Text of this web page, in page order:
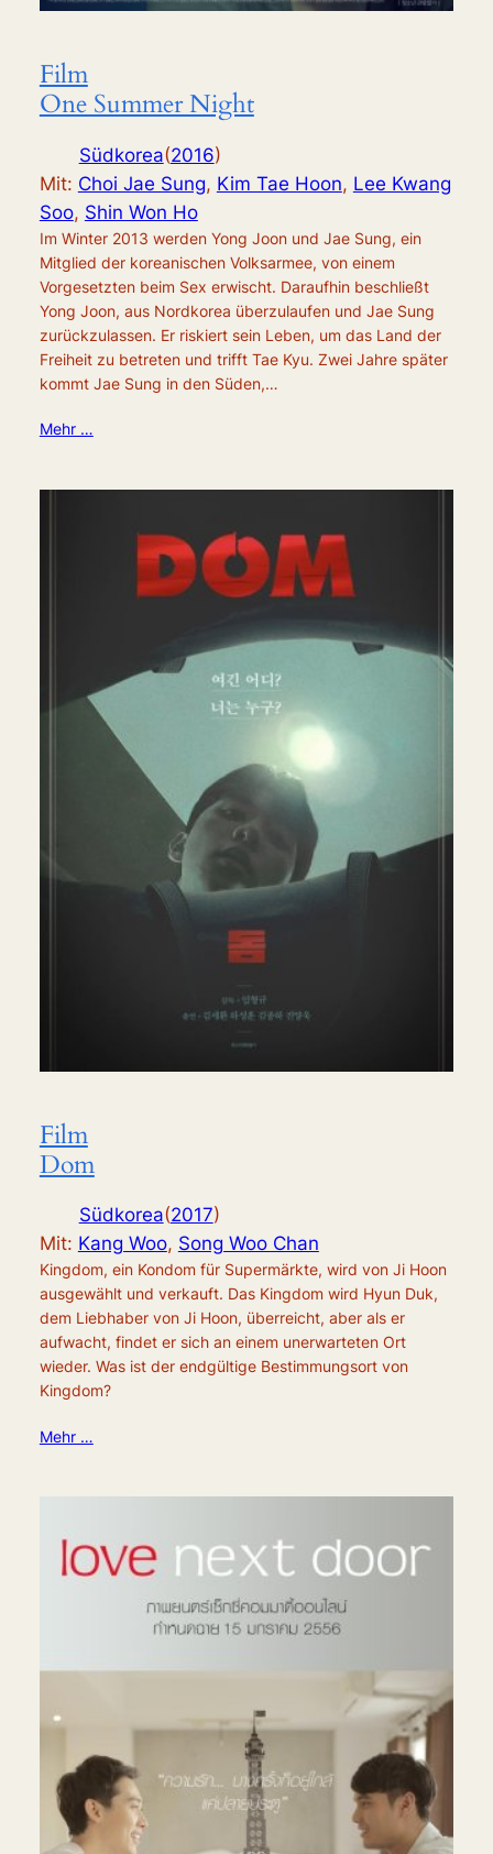
Film
One Summer Night
Südkorea(2016)
Mit: Choi Jae Sung, Kim Tae Hoon, Lee Kwang
Soo, Shin Won Ho
Im Winter 2013 werden Yong Joon und Jae Sung, ein
Mitglied der koreanischen Volksarmee, von einem
Vorgesetzten beim Sex erwischt. Daraufhin beschließt
Yong Joon, aus Nordkorea überzulaufen und Jae Sung
zurückzulassen. Er riskiert sein Leben, um das Land der
Freiheit zu betreten und trifft Tae Kyu. Zwei Jahre später
kommt Jae Sung in den Süden,…
Mehr …
Film
Dom
Südkorea(2017)
Mit: Kang Woo, Song Woo Chan
Kingdom, ein Kondom für Supermärkte, wird von Ji Hoon
ausgewählt und verkauft. Das Kingdom wird Hyun Duk,
dem Liebhaber von Ji Hoon, überreicht, aber als er
aufwacht, findet er sich an einem unerwarteten Ort
wieder. Was ist der endgültige Bestimmungsort von
Kingdom?
Mehr …